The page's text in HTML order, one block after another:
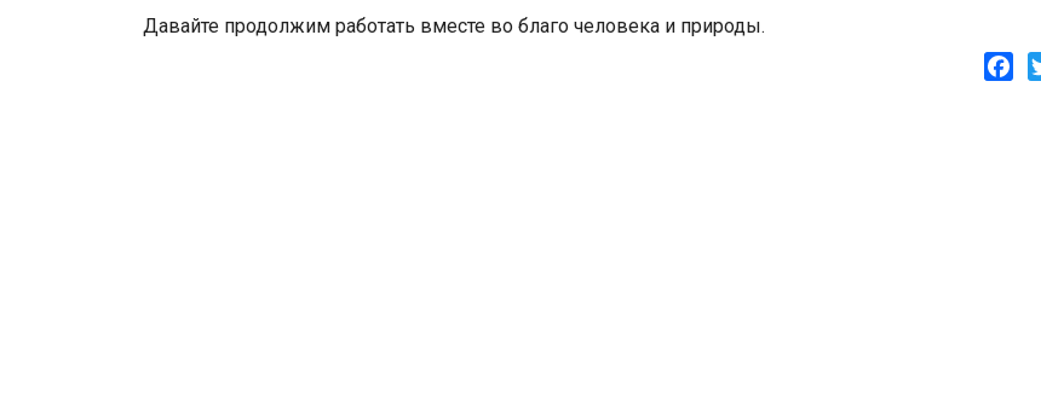
Давайте продолжим работать вместе во благо человека и природы.